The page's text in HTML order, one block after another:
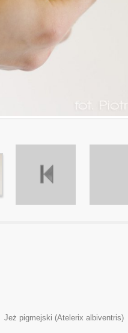
Jeż pigmejski (Atelerix albiventris)